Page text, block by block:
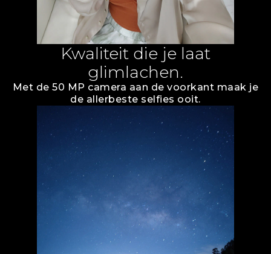
Kwaliteit die je laat
glimlachen.
Met de 50 MP camera aan de voorkant maak je
de allerbeste selfies ooit.